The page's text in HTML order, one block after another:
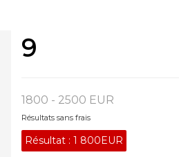
9
1800 - 2500 EUR
Résultats sans frais
Résultat : 1 800EUR